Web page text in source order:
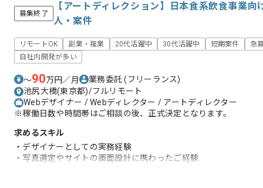
募集終了
【アートディレクション】日本食系飲食事業向
人・案件
リモートOK 副業・複業 20代活躍中 30代活躍中 短期案件
急
自社内開発が多い
〜90万円／月 業務委託(フリーランス)
池尻大橋(東京都)/フルリモート
Webデザイナー / Webディレクター / アートディレクター
※稼働日数や時間帯はご相談の後、正式決定となります。
求めるスキル
・デザイナーとしての実務経験
・写真選定やサイトの画面設計に携わったご経験